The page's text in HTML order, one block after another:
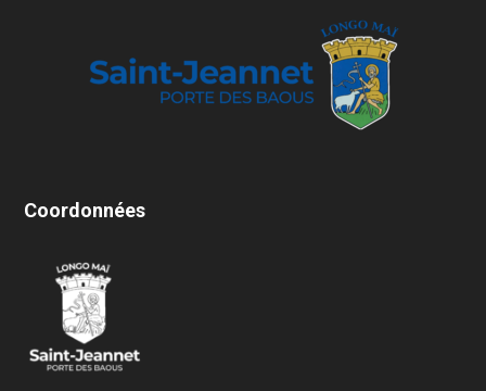
Coordonnées